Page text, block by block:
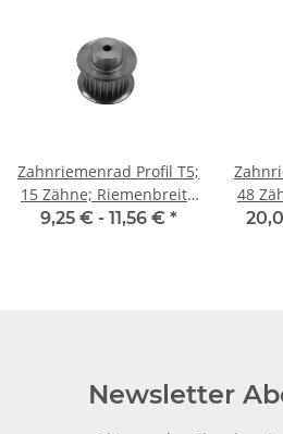
Zahnriemenrad Profil T5;
15 Zähne; Riemenbreite
10 mm
9,25 € - 11,56 € *
48
Newsletter